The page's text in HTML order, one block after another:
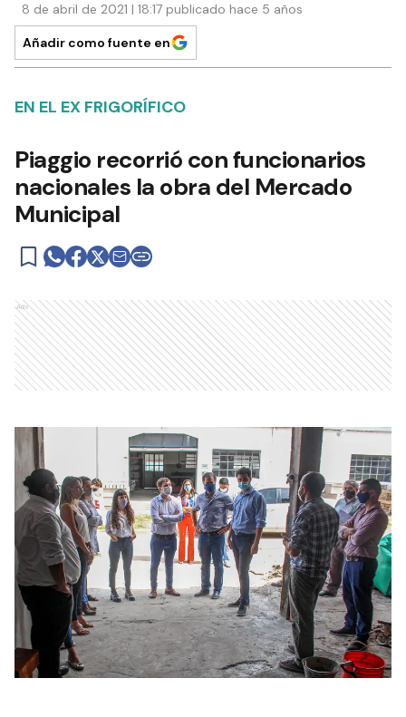
8 de abril de 2021 | 18:17 publicado hace 5 años
Añadir como fuente en
EN EL EX FRIGORÍFICO
Piaggio recorrió con funcionarios
nacionales la obra del Mercado
Municipal
Ads